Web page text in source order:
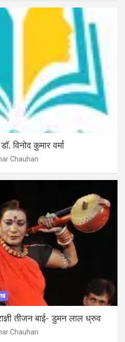
विनोद कुमार वर्मा
Chauhan
तीजन बाई- डुमन लाल ध्रुव
Chauhan